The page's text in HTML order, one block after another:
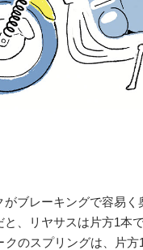
がブレーキングで容易
、リヤサスは片方1本
クのスプリングは、片